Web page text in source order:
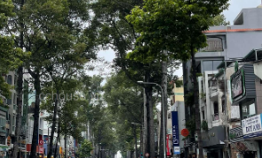
Nhà phố] Quận 10, Mặt tiền
Phường 9. DT 6.8x15m, hầm